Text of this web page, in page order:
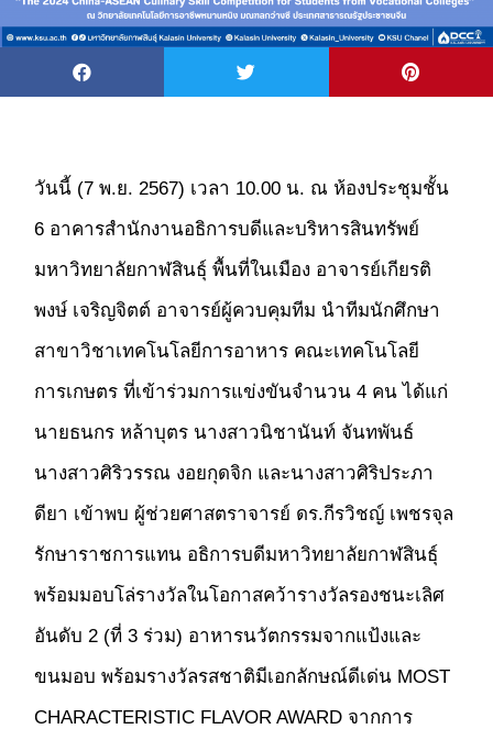
วันนี้ (7 พ.ย. 2567) เวลา 10.00 น. ณ ห้องประชุมชั้น
6 อาคารสำนักงานอธิการบดีและบริหารสินทรัพย์
มหาวิทยาลัยกาฬสินธุ์ พื้นที่ในเมือง อาจารย์เกียรติ
พงษ์ เจริญจิตต์ อาจารย์ผู้ควบคุมทีม นำทีมนักศึกษา
สาขาวิชาเทคโนโลยีการอาหาร คณะเทคโนโลยี
การเกษตร ที่เข้าร่วมการแข่งขันจำนวน 4 คน ได้แก่
นายธนกร หล้าบุตร นางสาวนิชานันท์ จันทพันธ์
นางสาวศิริวรรณ งอยกุดจิก และนางสาวศิริประภา
ดียา เข้าพบ ผู้ช่วยศาสตราจารย์ ดร.กีรวิชญ์ เพชรจุล
รักษาราชการแทน อธิการบดีมหาวิทยาลัยกาฬสินธุ์
พร้อมมอบโล่รางวัลในโอกาสคว้ารางวัลรองชนะเลิศ
อันดับ 2 (ที่ 3 ร่วม) อาหารนวัตกรรมจากแป้งและ
ขนมอบ พร้อมรางวัลรสชาติมีเอกลักษณ์ดีเด่น MOST
CHARACTERISTIC FLAVOR AWARD จากการ